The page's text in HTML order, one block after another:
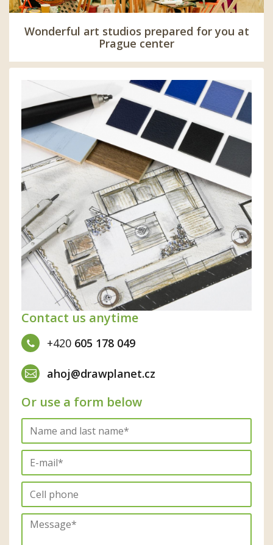
Wonderful art studios prepared for you at
Prague center
Contact us anytime
+420 605 178 049
ahoj@drawplanet.cz
Or use a form below